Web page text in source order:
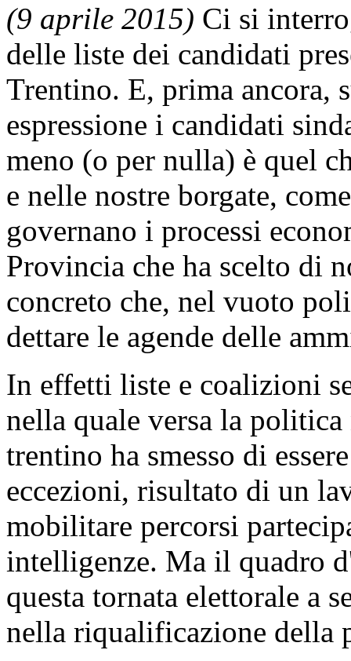
(9 aprile 2015) Ci si
delle liste dei candidati
Trentino. E, prima ancora,
espressione i candidati
meno (o per nulla) è quel
e nelle nostre borgate,
governano i processi
Provincia che ha scelto di
concreto che, nel vuoto
dettare le agende delle
In effetti liste e coalizioni
nella quale versa la
trentino ha smesso di
eccezioni, risultato di un
mobilitare percorsi
intelligenze. Ma il quadro
questa tornata elettorale a
nella riqualificazione della